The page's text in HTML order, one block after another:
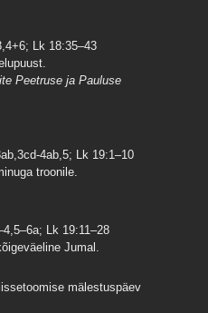
Lk 18:35–43
Peetruse ja Pauluse
4ab,5; Lk 19:1–10
troonile.
Lk 19:11–28
Jumal.
mälestuspäev